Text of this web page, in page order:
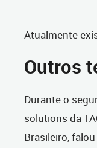
Atualmente
Outros
Durante o
solutions da
Brasileiro,